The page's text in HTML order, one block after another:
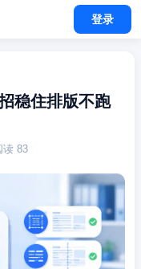
登录
稳住排版不跑
读 83